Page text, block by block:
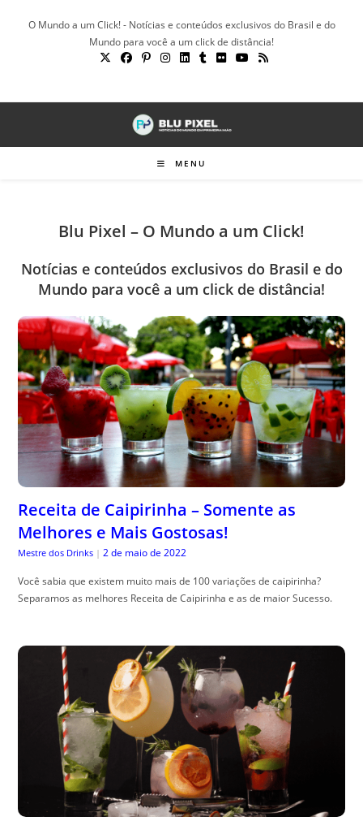
O Mundo a um Click! - Notícias e conteúdos exclusivos do Brasil e do
Mundo para você a um click de distância!
MENU
Blu Pixel – O Mundo a um Click!
Notícias e conteúdos exclusivos do Brasil e do
Mundo para você a um click de distância!
Receita de Caipirinha – Somente as
Melhores e Mais Gostosas!
Mestre dos Drinks | 2 de maio de 2022
Você sabia que existem muito mais de 100 variações de caipirinha?
Separamos as melhores Receita de Caipirinha e as de maior Sucesso.